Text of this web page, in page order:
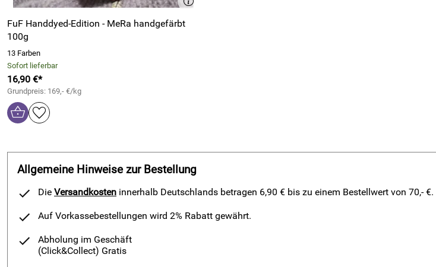
FuF Handdyed-Edition - MeRa handgefärbt
100g
13 Farben
Sofort lieferbar
16,90 €*
Grundpreis: 169,- €/kg
Allgemeine Hinweise zur Bestellung
Die Versandkosten innerhalb Deutschlands betragen 6,90 € bis zu einem Bestellwert von 70,- €.
Auf Vorkassebestellungen wird 2% Rabatt gewährt.
Abholung im Geschäft
(Click&Collect) Gratis